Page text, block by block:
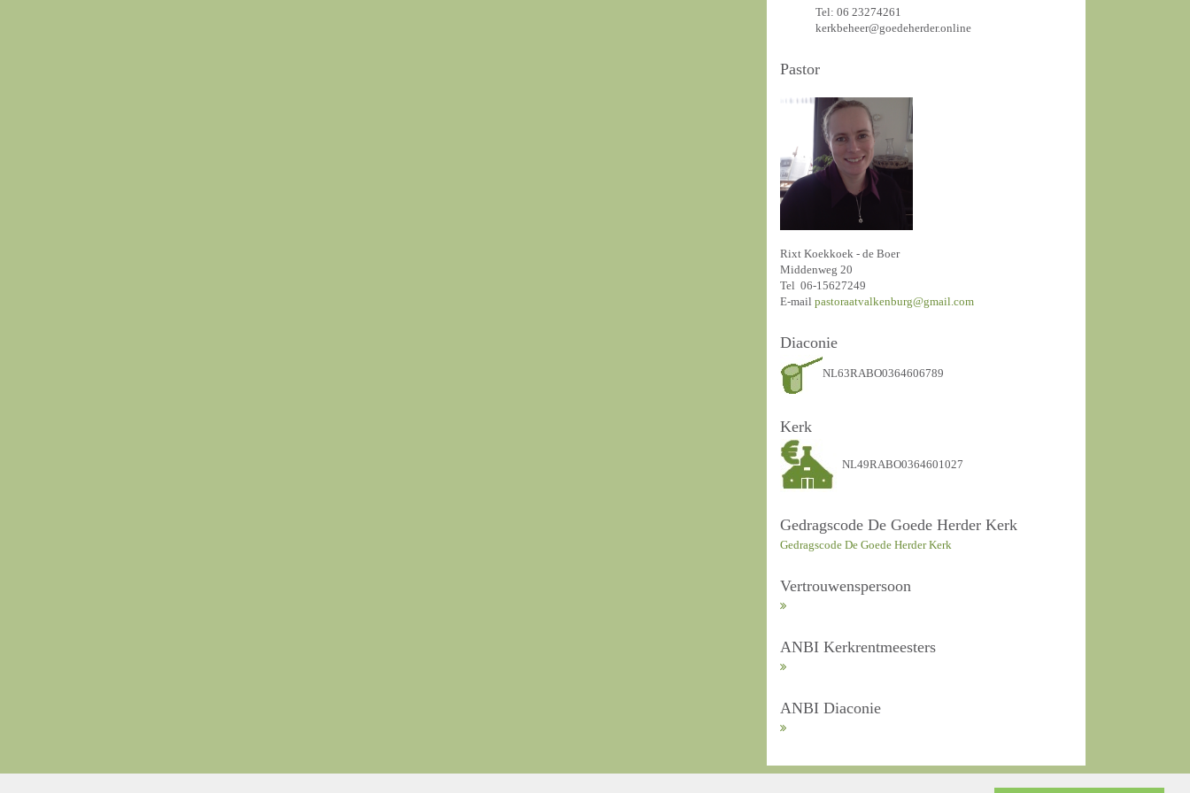
Tel: 06 23274261
kerkbeheer@goedeherder.online
Pastor
Rixt Koekkoek - de Boer
Middenweg 20
Tel 06-15627249
E-mailpastoraatvalkenburg@gmail.com
Diaconie
NL63RABO0364606789
Kerk
NL49RABO0364601027
Gedragscode De Goede Herder Kerk
Gedragscode De Goede Herder Kerk
Vertrouwenspersoon
ANBI Kerkrentmeesters
ANBI Diaconie